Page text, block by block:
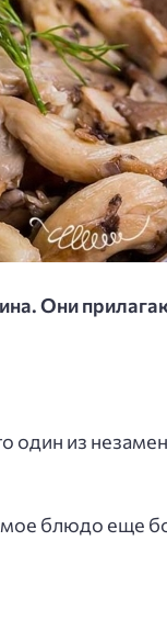
Они
один из
блюдо еще